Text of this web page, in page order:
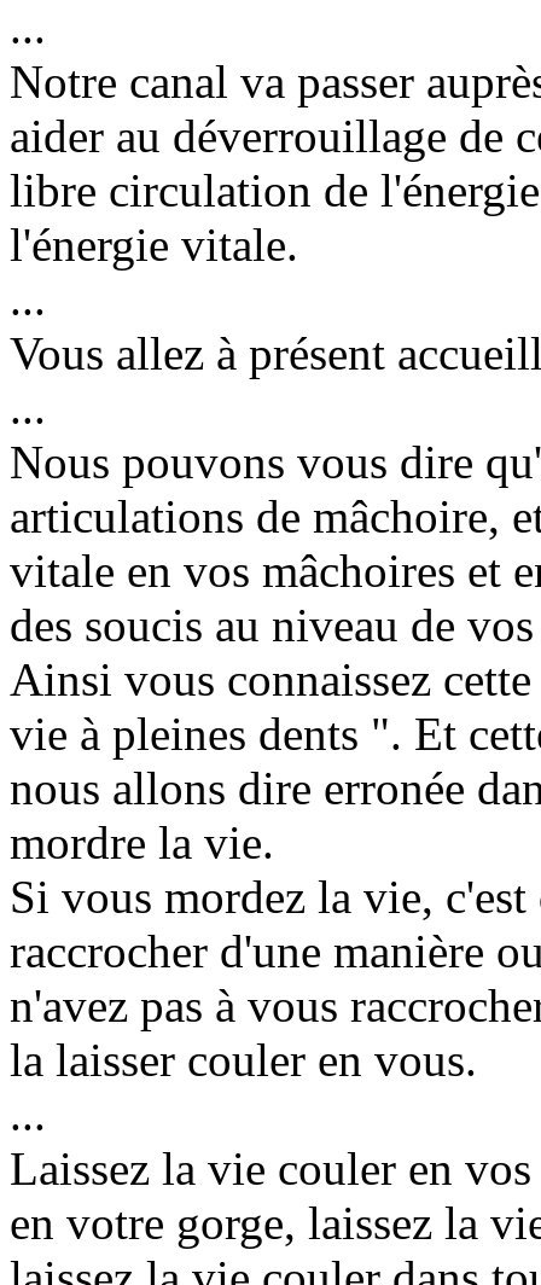
...
Notre canal va passer
aider au déverrouillage de
libre circulation de
l'énergie vitale.
...
Vous allez à présent
...
Nous pouvons vous dire
articulations de mâchoire,
vitale en vos mâchoires et
des soucis au niveau de
Ainsi vous connaissez
vie à pleines dents ". Et
nous allons dire erronée
mordre la vie.
Si vous mordez la vie,
raccrocher d'une manière
n'avez pas à vous
la laisser couler en vous.
...
Laissez la vie couler en
en votre gorge, laissez la